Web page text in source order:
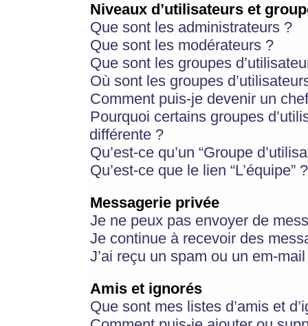
Niveaux d’utilisateurs et
Que sont les administrateurs ?
Que sont les modérateurs ?
Que sont les groupes
Où sont les groupes
Comment puis-je devenir un
Pourquoi certains groupes
différente ?
Qu’est-ce qu’un “Groupe
Qu’est-ce que le lien “L’équipe” ?
Messagerie privée
Je ne peux pas envoyer de
Je continue à recevoir des
J’ai reçu un spam ou un em-
Amis et ignorés
Que sont mes listes d’amis et